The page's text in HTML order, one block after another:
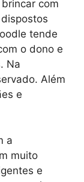
com
tende
o dono e
Na
Além
e
a
muito
e